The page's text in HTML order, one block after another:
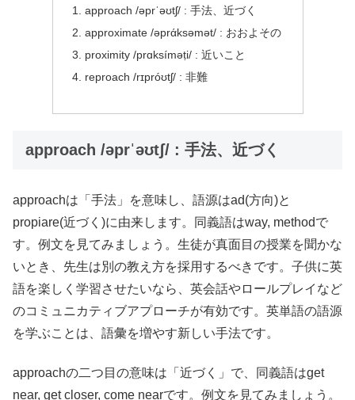
approach /əprˈəʊtʃ/ : 手法、近づく
approximate /əprάksəmət/ : おおよその
proximity /prɑksíməṭi/ : 近いこと
reproach /rɪpróʊtʃ/ : 非難
approach /əprˈəʊtʃ/ : 手法、近づく
approachは「手法」を意味し、語源はad(方向)と
propiare(近づく)に由来します。同義語はway, methodで
す。例文を見てみましょう。生徒が真面目の授業を聞かな
いとき、先生は別の教え方を採用するべきです。子供に英
語を楽しく学習させたいなら、英会話やロールプレイなど
のコミュニカティブアプローチが有効です。英単語の語源
を学ぶことは、語彙を増やす新しい手法です。
approachの二つ目の意味は「近づく」で、同義語はget
near, get closer, come nearです。例文を見てみましょう。